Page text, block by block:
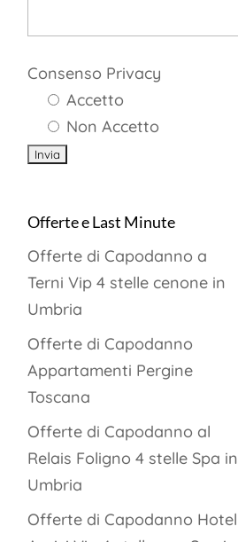
Consenso Privacy
Accetto
Non Accetto
Offerte e Last Minute
Offerte di Capodanno a
Terni Vip 4 stelle cenone in
Umbria
Offerte di Capodanno
Appartamenti Pergine
Toscana
Offerte di Capodanno al
Relais Foligno 4 stelle Spa in
Umbria
Offerte di Capodanno Hotel